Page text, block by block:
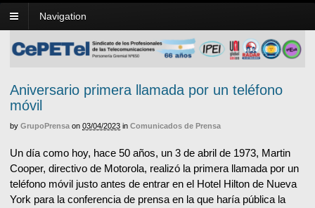
Navigation
Aniversario primera llamada por un teléfono
móvil
by GrupoPrensa on 03/04/2023 in Comunicados de Prensa
Un día como hoy, hace 50 años, un 3 de abril de 1973, Martin
Cooper, directivo de Motorola, realizó la primera llamada por un
teléfono móvil justo antes de entrar en el Hotel Hilton de Nueva
York para la conferencia de prensa en la que haría pública la